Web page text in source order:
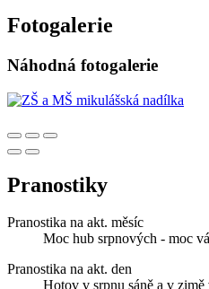
Fotogalerie
Náhodná fotogalerie
Pranostiky
Pranostika na akt. měsíc
Moc hub srpnových - moc
Pranostika na akt. den
Hotov v srpnu sáně a v zimě